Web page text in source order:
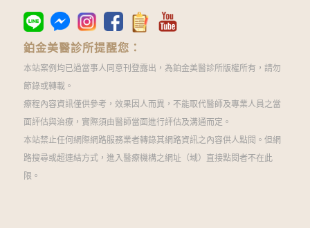
鉑金美醫診所提醒您：
本站案例均已過當事人同意刊登露出，為鉑金美醫診所版權所有，請勿
節錄或轉載。
療程內容資訊僅供參考，效果因人而異，不能取代醫師及專業人員之當
面評估與治療，實際須由醫師當面進行評估及溝通而定。
本站禁止任何網際網路服務業者轉錄其網路資訊之內容供人點閱。但網
路搜尋或超連結方式，進入醫療機構之網址（域）直接點閱者不在此
限。